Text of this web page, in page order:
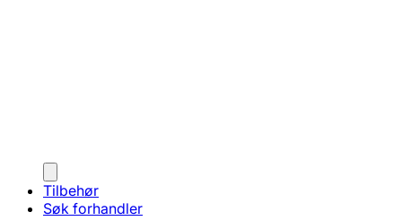
Tilbehør
Søk forhandler